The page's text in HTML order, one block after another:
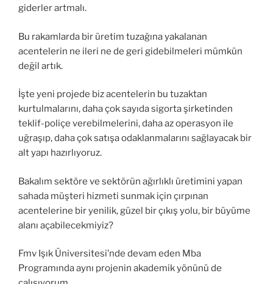
giderler artmalı.
Bu rakamlarda bir üretim tuzağına yakalanan
acentelerin ne ileri ne de geri gidebilmeleri mümkün
değil artık.
İşte yeni projede biz acentelerin bu tuzaktan
kurtulmalarını, daha çok sayıda sigorta şirketinden
teklif-poliçe verebilmelerini, daha az operasyon ile
uğraşıp, daha çok satışa odaklanmalarını sağlayacak bir
alt yapı hazırlıyoruz.
Bakalım sektöre ve sektörün ağırlıklı üretimini yapan
sahada müşteri hizmeti sunmak için çırpınan
acentelerine bir yenilik, güzel bir çıkış yolu, bir büyüme
alanı açabilecekmiyiz?
Fmv Işık Üniversitesi’nde devam eden Mba
Programında aynı projenin akademik yönünü de